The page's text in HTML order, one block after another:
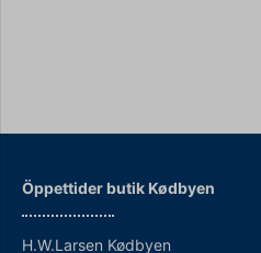
Öppettider butik Kødbyen
H.W.Larsen Kødbyen